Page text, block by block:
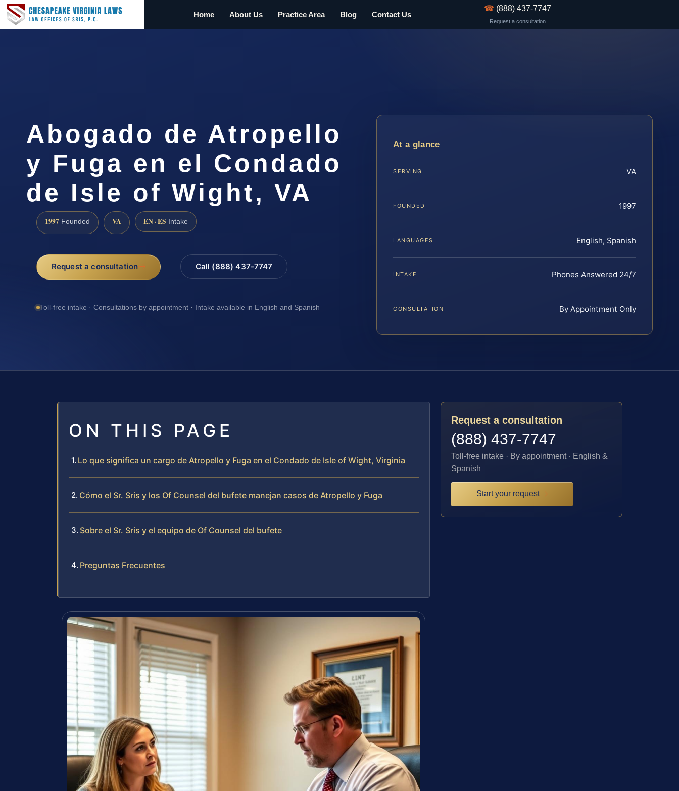
Home About Us Practice Area Blog Contact Us
☎ (888) 437-7747
Request a consultation
Abogado de Atropello
y Fuga en el Condado
de Isle of Wight, VA
1997 Founded VA EN · ES Intake
Request a consultation Call (888) 437-7747
Toll-free intake · Consultations by appointment · Intake available in English and Spanish
At a glance
SERVING VA
FOUNDED 1997
LANGUAGES English, Spanish
INTAKE Phones Answered 24/7
CONSULTATION By Appointment Only
ON THIS PAGE
Lo que significa un cargo de Atropello y Fuga en el Condado de Isle of Wight, Virginia
Cómo el Sr. Sris y los Of Counsel del bufete manejan casos de Atropello y Fuga
Sobre el Sr. Sris y el equipo de Of Counsel del bufete
Preguntas Frecuentes
Request a consultation
(888) 437-7747
Toll-free intake · By appointment · English &
Spanish
Start your request